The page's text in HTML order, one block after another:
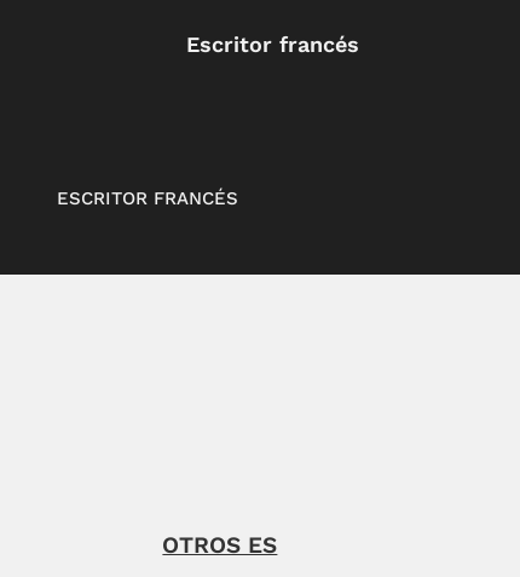
Escritor francés
ESCRITOR FRANCÉS
OTROS ES